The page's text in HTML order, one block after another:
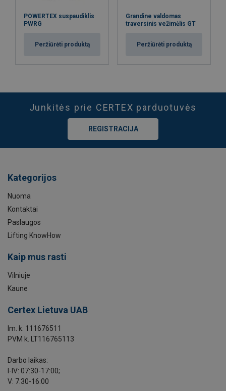
POWERTEX suspaudiklis
PWRG
Peržiūrėti produktą
Grandine valdomas
traversinis vežimėlis GT
Peržiūrėti produktą
Junkitės prie CERTEX parduotuvės
REGISTRACIJA
Kategorijos
Nuoma
Kontaktai
Paslaugos
Lifting KnowHow
Kaip mus rasti
Vilniuje
Kaune
Certex Lietuva UAB
Im. k. 111676511
PVM k. LT116765113
Darbo laikas:
I-IV: 07:30-17:00;
V: 7.30-16:00